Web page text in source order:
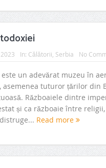
In: Călătorii Serbia No
este un adevărat muzeu în
asemenea tuturor țărilor din
Războaiele dintre
și ca războaie între
Read more